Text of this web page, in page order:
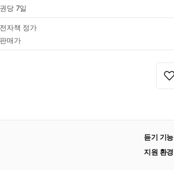
권당 7일
전자책 정가
판매가
듣기 기능
지원 환경